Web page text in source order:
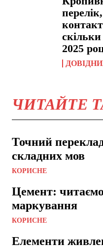
перелік,
2025
ЧИТАЙТЕ
Точний
складних мов
КОРИСНЕ
Цемент: читаємо
маркування
КОРИСНЕ
Елементи